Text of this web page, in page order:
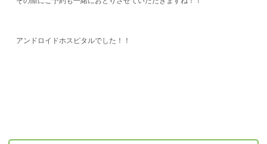
アンドロイドホスピタルでした！！